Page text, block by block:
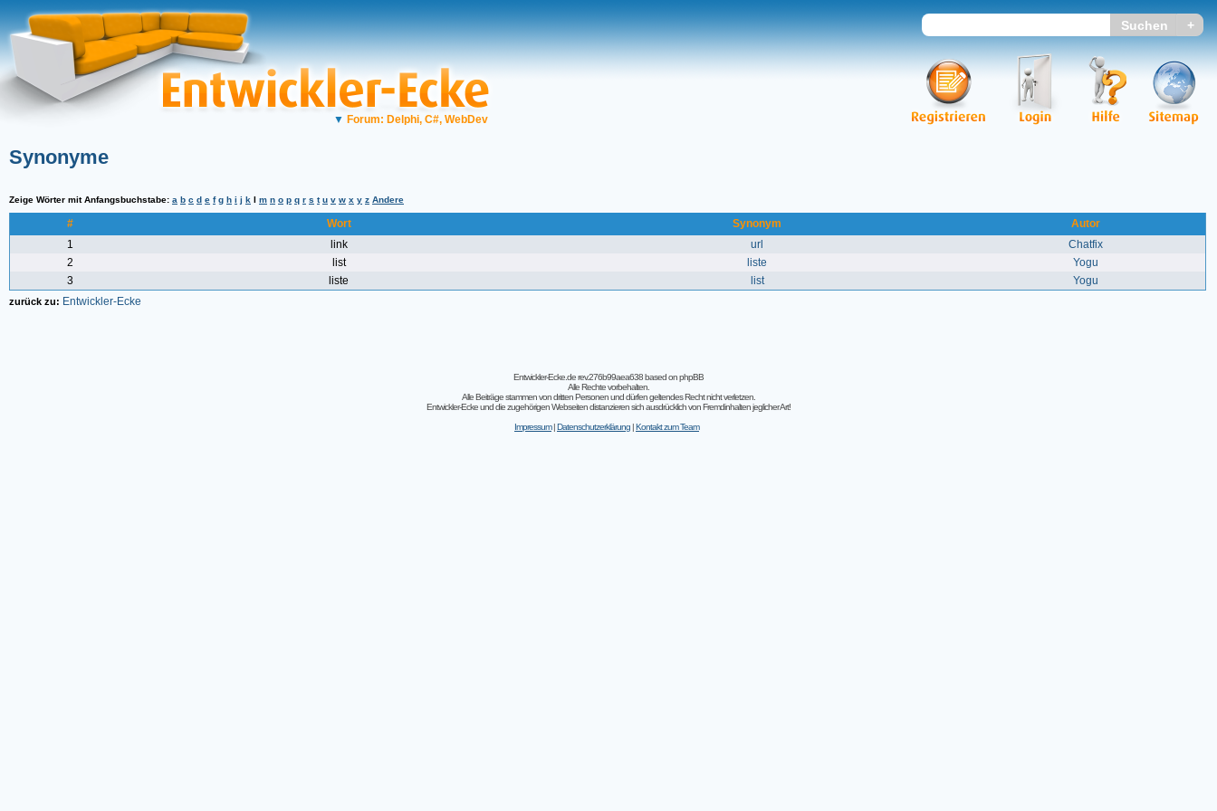
▼ Forum: Delphi, C#, WebDev
Synonyme
Zeige Wörter mit Anfangsbuchstabe: a b c d e f g h i j k l m n o p q r s t u v w x y z Andere
# Wort Synonym
Autor
1
link url
Chatfix
2
list liste
Yogu
3
liste list Yogu
zurück zu: Entwickler-Ecke
Entwickler-Ecke.de rev.276b99aea638based onphpBB
Alle Rechte vorbehalten.
Alle Beiträge stammen von dritten Personen und dürfen geltendes Recht nicht verletzen.
Entwickler-Ecke und die zugehörigen Webseiten distanzieren sich ausdrücklich von Fremdinhalten jeglicher Art!
Impressum|Datenschutzerklärung |Kontakt zum Team